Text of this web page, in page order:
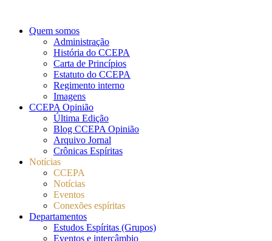
Quem somos
Administração
História do CCEPA
Carta de Princípios
Estatuto do CCEPA
Regimento interno
Imagens
CCEPA Opinião
Última Edição
Blog CCEPA Opinião
Arquivo Jornal
Crônicas Espíritas
Notícias
CCEPA
Notícias
Eventos
Conexões espíritas
Departamentos
Estudos Espíritas (Grupos)
Eventos e intercâmbio